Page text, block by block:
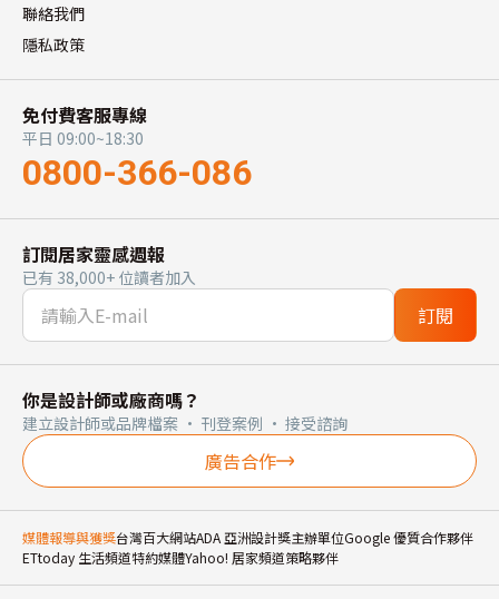
聯絡我們
隱私政策
免付費客服專線
平日 09:00~18:30
0800-366-086
訂閱居家靈感週報
已有 38,000+ 位讀者加入
訂閱
你是設計師或廠商嗎？
建立設計師或品牌檔案 · 刊登案例 · 接受諮詢
廣告合作
媒體報導與獲獎台灣百大網站ADA 亞洲設計獎主辦單位Google 優質合作夥伴
ETtoday 生活頻道特約媒體Yahoo! 居家頻道策略夥伴